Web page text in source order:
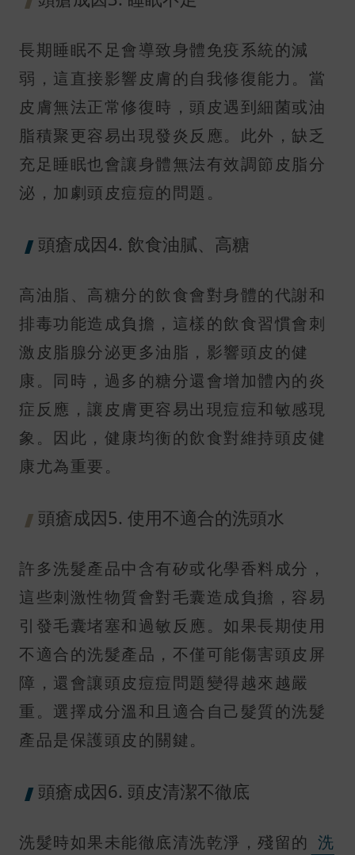
長期睡眠不足會導致身體免疫系統的減
弱，這直接影響皮膚的自我修復能力。當
皮膚無法正常修復時，頭皮遇到細菌或油
脂積聚更容易出現發炎反應。此外，缺乏
充足睡眠也會讓身體無法有效調節皮脂分
泌，加劇頭皮痘痘的問題。
頭瘡成因4. 飲食油膩、高糖
高油脂、高糖分的飲食會對身體的代謝和
排毒功能造成負擔，這樣的飲食習慣會刺
激皮脂腺分泌更多油脂，影響頭皮的健
康。同時，過多的糖分還會增加體內的炎
症反應，讓皮膚更容易出現痘痘和敏感現
象。因此，健康均衡的飲食對維持頭皮健
康尤為重要。
頭瘡成因5. 使用不適合的洗頭水
許多洗髮產品中含有矽或化學香料成分，
這些刺激性物質會對毛囊造成負擔，容易
引發毛囊堵塞和過敏反應。如果長期使用
不適合的洗髮產品，不僅可能傷害頭皮屏
障，還會讓頭皮痘痘問題變得越來越嚴
重。選擇成分溫和且適合自己髮質的洗髮
產品是保護頭皮的關鍵。
頭瘡成因6. 頭皮清潔不徹底
洗髮時如果未能徹底清洗乾淨，殘留的 洗